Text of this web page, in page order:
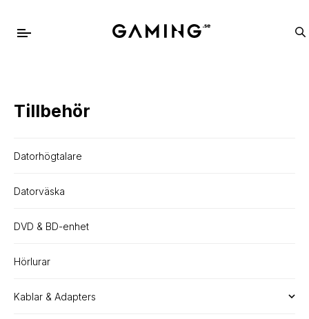
Tillbehör
Datorhögtalare
Datorväska
DVD & BD-enhet
Hörlurar
Kablar & Adapters